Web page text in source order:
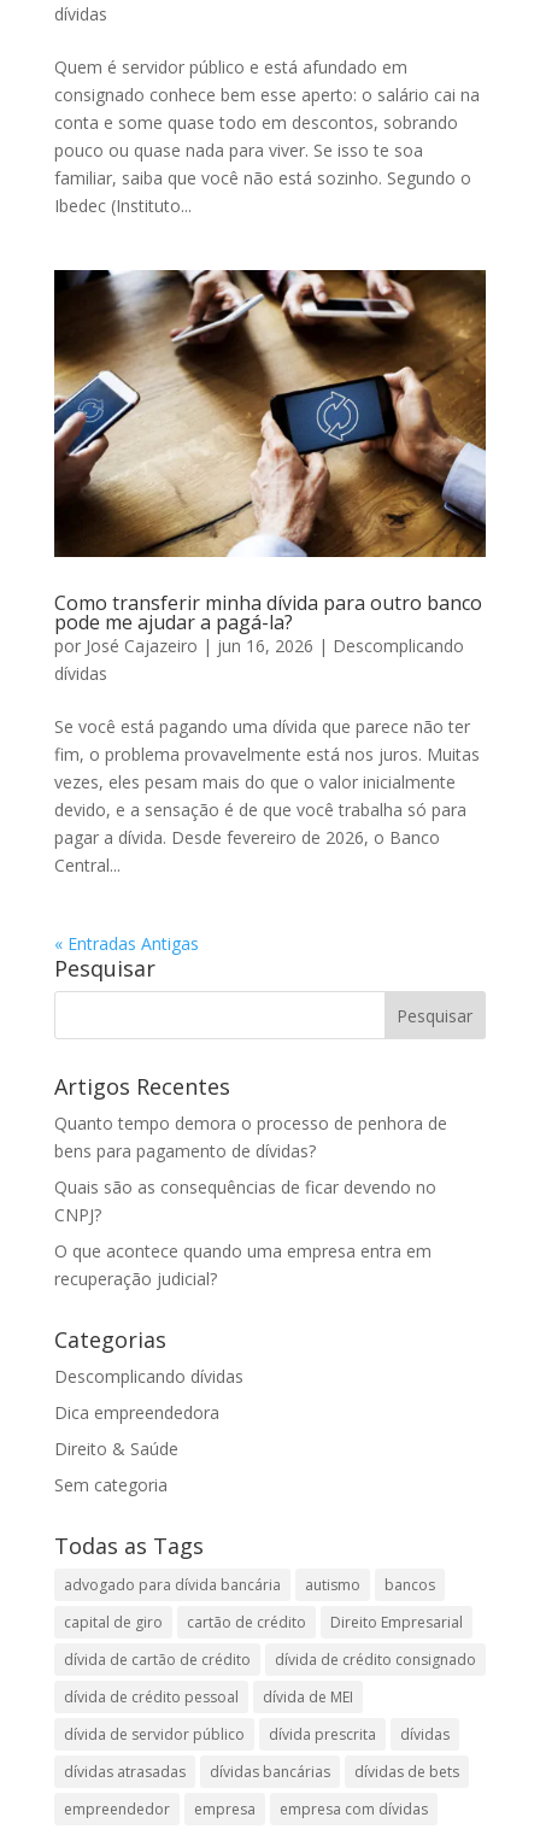
dívidas
Quem é servidor público e está afundado em
consignado conhece bem esse aperto: o salário cai na
conta e some quase todo em descontos, sobrando
pouco ou quase nada para viver. Se isso te soa
familiar, saiba que você não está sozinho. Segundo o
Ibedec (Instituto...
Como transferir minha dívida para outro banco
pode me ajudar a pagá-la?
por José Cajazeiro | jun 16, 2026 | Descomplicando
dívidas
Se você está pagando uma dívida que parece não ter
fim, o problema provavelmente está nos juros. Muitas
vezes, eles pesam mais do que o valor inicialmente
devido, e a sensação é de que você trabalha só para
pagar a dívida. Desde fevereiro de 2026, o Banco
Central...
« Entradas Antigas
Pesquisar
Artigos Recentes
Quanto tempo demora o processo de penhora de
bens para pagamento de dívidas?
Quais são as consequências de ficar devendo no
CNPJ?
O que acontece quando uma empresa entra em
recuperação judicial?
Categorias
Descomplicando dívidas
Dica empreendedora
Direito & Saúde
Sem categoria
Todas as Tags
advogado para dívida bancária autismo
bancos
capital de giro
cartão de crédito
Direito Empresarial
dívida de cartão de crédito
dívida de crédito consignado
dívida de crédito pessoal
dívida de MEI
dívida de servidor público
dívida prescrita
dívidas
dívidas atrasadas
dívidas bancárias
dívidas de bets
empreendedor
empresa empresa com dívidas